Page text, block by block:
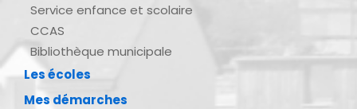
Service enfance et scolaire
CCAS
Bibliothèque municipale
Les écoles
Mes démarches